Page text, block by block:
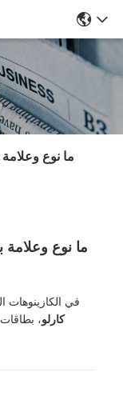
ما نوع
ما نوع
في الكازينوهات
كارلو،